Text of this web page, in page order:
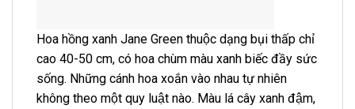
Hoa hồng xanh Jane Green thuộc dạng bụi thấp chỉ
cao 40-50 cm, có hoa chùm màu xanh biếc đầy sức
sống. Những cánh hoa xoắn vào nhau tự nhiên
không theo một quy luật nào. Màu lá cây xanh đậm,